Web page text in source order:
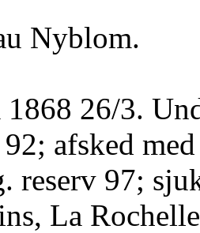
Nyblom.
1868 26/3.
afsked
reserv 97;
La